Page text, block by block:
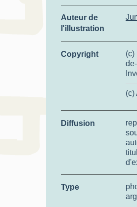
Auteur de
l'illustration
Copyright
(c)
(c)
Diffusion
Type